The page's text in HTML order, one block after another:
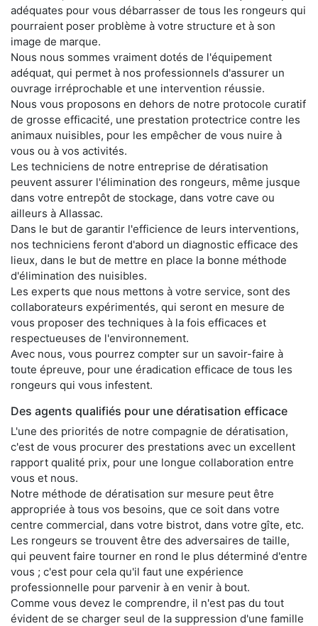
adéquates pour vous débarrasser de tous les rongeurs qui
pourraient poser problème à votre structure et à son
image de marque.
Nous nous sommes vraiment dotés de l'équipement
adéquat, qui permet à nos professionnels d'assurer un
ouvrage irréprochable et une intervention réussie.
Nous vous proposons en dehors de notre protocole curatif
de grosse efficacité, une prestation protectrice contre les
animaux nuisibles, pour les empêcher de vous nuire à
vous ou à vos activités.
Les techniciens de notre entreprise de dératisation
peuvent assurer l'élimination des rongeurs, même jusque
dans votre entrepôt de stockage, dans votre cave ou
ailleurs à Allassac.
Dans le but de garantir l'efficience de leurs interventions,
nos techniciens feront d'abord un diagnostic efficace des
lieux, dans le but de mettre en place la bonne méthode
d'élimination des nuisibles.
Les experts que nous mettons à votre service, sont des
collaborateurs expérimentés, qui seront en mesure de
vous proposer des techniques à la fois efficaces et
respectueuses de l'environnement.
Avec nous, vous pourrez compter sur un savoir-faire à
toute épreuve, pour une éradication efficace de tous les
rongeurs qui vous infestent.
Des agents qualifiés pour une dératisation efficace
L'une des priorités de notre compagnie de dératisation,
c'est de vous procurer des prestations avec un excellent
rapport qualité prix, pour une longue collaboration entre
vous et nous.
Notre méthode de dératisation sur mesure peut être
appropriée à tous vos besoins, que ce soit dans votre
centre commercial, dans votre bistrot, dans votre gîte, etc.
Les rongeurs se trouvent être des adversaires de taille,
qui peuvent faire tourner en rond le plus déterminé d'entre
vous ; c'est pour cela qu'il faut une expérience
professionnelle pour parvenir à en venir à bout.
Comme vous devez le comprendre, il n'est pas du tout
évident de se charger seul de la suppression d'une famille